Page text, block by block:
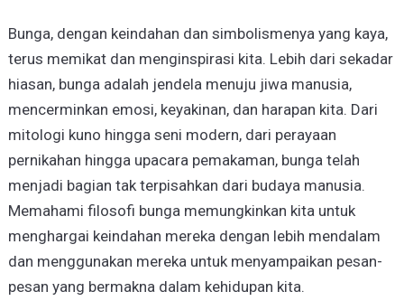
Bunga, dengan keindahan dan simbolismenya yang kaya,
terus memikat dan menginspirasi kita. Lebih dari sekadar
hiasan, bunga adalah jendela menuju jiwa manusia,
mencerminkan emosi, keyakinan, dan harapan kita. Dari
mitologi kuno hingga seni modern, dari perayaan
pernikahan hingga upacara pemakaman, bunga telah
menjadi bagian tak terpisahkan dari budaya manusia.
Memahami filosofi bunga memungkinkan kita untuk
menghargai keindahan mereka dengan lebih mendalam
dan menggunakan mereka untuk menyampaikan pesan-
pesan yang bermakna dalam kehidupan kita.